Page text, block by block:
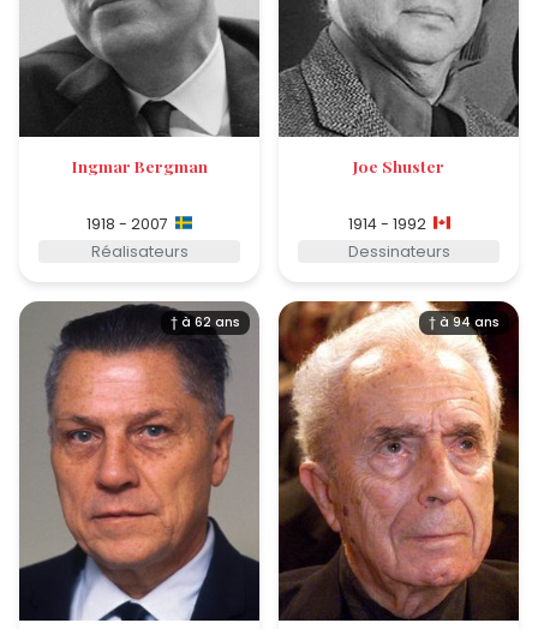
Ingmar Bergman
1918 - 2007
Réalisateurs
Joe Shuster
1914 - 1992
Dessinateurs
† à 62 ans † à 94 ans